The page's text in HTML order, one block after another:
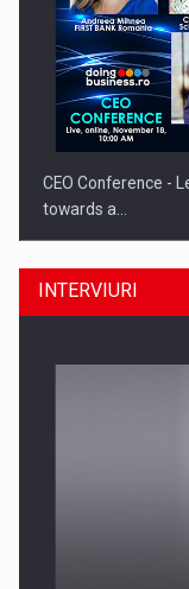
CEO Conference -
towards a…
CEO Conference -
INTERVIURI